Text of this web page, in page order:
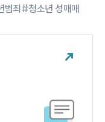
사
범죄#청소년 성매매